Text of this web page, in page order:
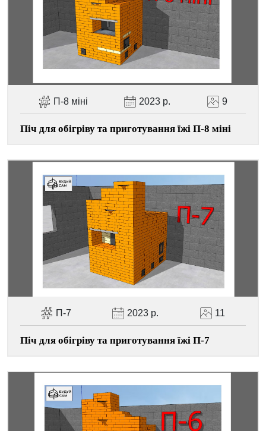
П-8 міні 2023 р. 9
Піч для обігріву та приготування їжі П-8 міні
П-7 2023 р. 11
Піч для обігріву та приготування їжі П-7